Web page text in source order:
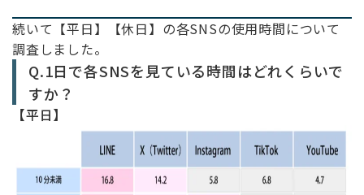
続いて【平日】【休日】の各SNSの使用時間について
調査しました。
Q.1日で各SNSを見ている時間はどれくらいで
すか？
【平日】